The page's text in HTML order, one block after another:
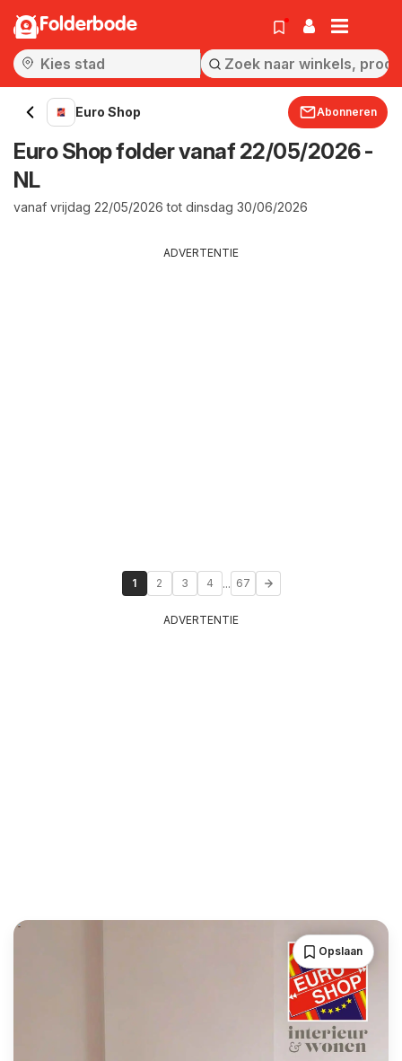
Folderbode
Euro Shop Abonneren
Euro Shop folder vanaf 22/05/2026 -
NL
vanaf vrijdag 22/05/2026 tot dinsdag 30/06/2026
ADVERTENTIE
1 2 3 4 ... 67
ADVERTENTIE
Opslaan